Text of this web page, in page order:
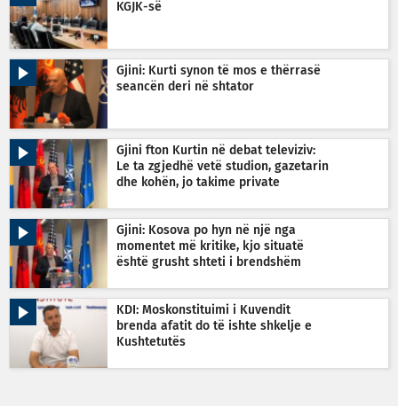
KGJK-së
Gjini: Kurti synon të mos e thërrasë
seancën deri në shtator
Gjini fton Kurtin në debat televiziv:
Le ta zgjedhë vetë studion, gazetarin
dhe kohën, jo takime private
Gjini: Kosova po hyn në një nga
momentet më kritike, kjo situatë
është grusht shteti i brendshëm
KDI: Moskonstituimi i Kuvendit
brenda afatit do të ishte shkelje e
Kushtetutës